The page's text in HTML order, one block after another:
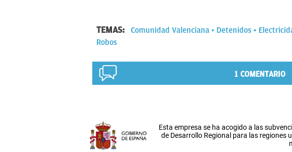
TEMAS: Comunidad Valenciana Detenidos
Robos
1 COMENTARIO
Esta empresa se ha acogido a las
de Desarrollo Regional para las regiones